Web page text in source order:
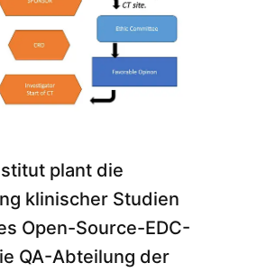
plant die
klinischer Studien
Open-Source-EDC-
QA-Abteilung der